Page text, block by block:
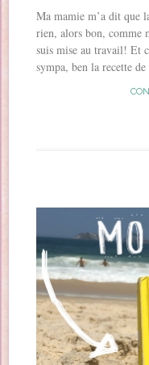
Ma mamie m’a dit que
rien, alors bon, comme
suis mise au travail! Et
sympa, ben la recette de
Post